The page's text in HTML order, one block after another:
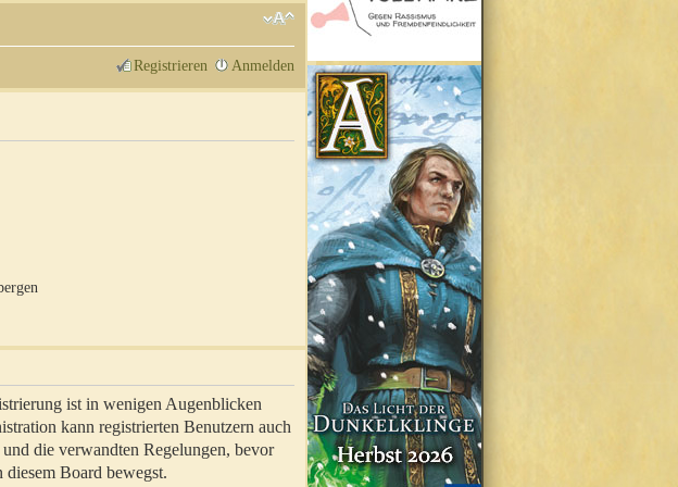
Registrieren Anmelden
ist in wenigen Augenblicken
kann registrierten Benutzern auch
die verwandten Regelungen, bevor
Board bewegst.